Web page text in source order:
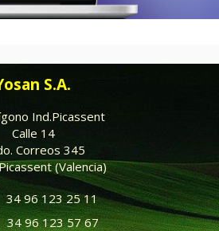
S.A.
Ind.Picassent
Calle 14
Correos 345
(Valencia)
96 123 25 11
96 123 57 67